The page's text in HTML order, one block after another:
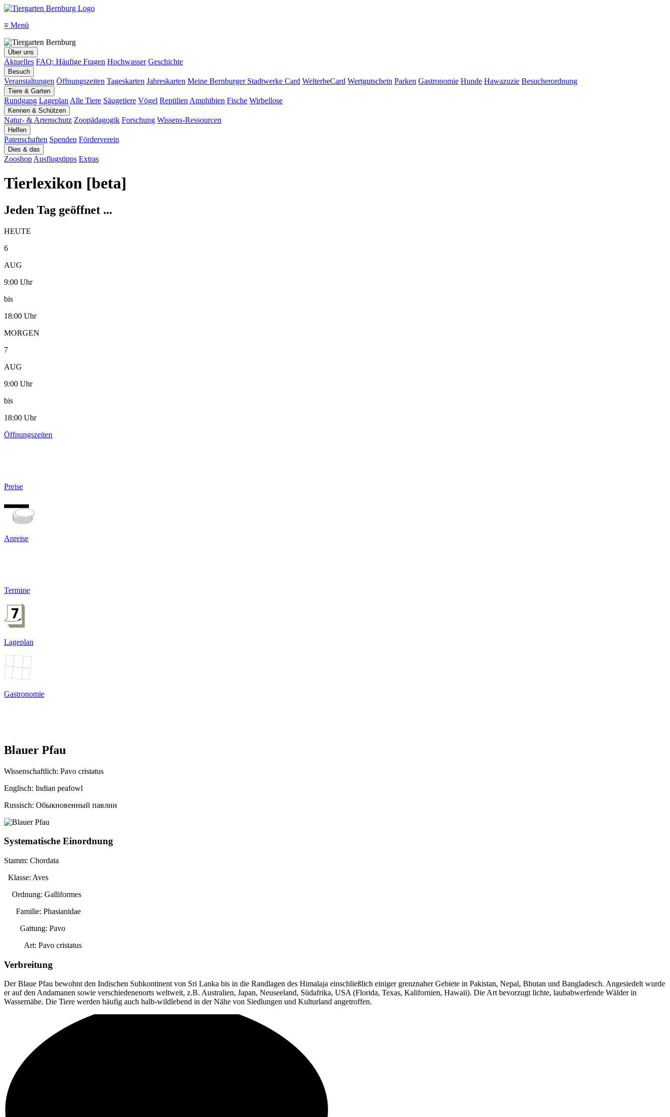
≡ Menü
Über uns
Aktuelles FAQ: Häufige Fragen Hochwasser Geschichte
Besuch
Veranstaltungen Öffnungszeiten Tageskarten Jahreskarten Meine Bernburger Stadtwerke Card WelterbeCard Wertgutschein Parken Gastronomie Hunde Hawazuzie Besucherordnung
Tiere & Garten
Rundgang Lageplan Alle Tiere Säugetiere Vögel Reptilien Amphibien Fische Wirbellose
Kennen & Schützen
Natur- & Artenschutz Zoopädagogik Forschung Wissens-Ressourcen
Helfen
Patenschaften Spenden Förderverein
Dies & das
Zooshop Ausflugstipps Extras
Tierlexikon [beta]
Jeden Tag geöffnet ...
HEUTE
6
AUG
9:00 Uhr
bis
18:00 Uhr
MORGEN
7
AUG
9:00 Uhr
bis
18:00 Uhr
Öffnungszeiten
Preise
Anreise
Termine
Lageplan
Gastronomie
Blauer Pfau
Wissenschaftlich: Pavo cristatus
Englisch: Indian peafowl
Russisch: Обыкновенный павлин
Systematische Einordnung
Stamm: Chordata
Klasse: Aves
Ordnung: Galliformes
Familie: Phasianidae
Gattung: Pavo
Art: Pavo cristatus
Verbreitung
Der Blaue Pfau bewohnt den Indischen Subkontinent von Sri Lanka bis in die Randlagen des Himalaja einschließlich einiger grenznaher Gebiete in Pakistan, Nepal, Bhutan und Bangladesch. Angesiedelt wurde
er auf den Andamanen sowie verschiedenenorts weltweit, z.B. Australien, Japan, Neuseeland, Südafrika, USA (Florida, Texas, Kalifornien, Hawaii). Die Art bevorzugt lichte, laubabwerfende Wälder in
Wassernähe. Die Tiere werden häufig auch halb-wildlebend in der Nähe von Siedlungen und Kulturland angetroffen.